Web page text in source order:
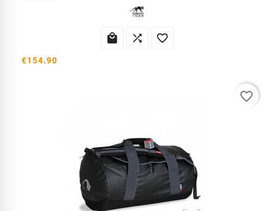
  
€154.90
favorite_border